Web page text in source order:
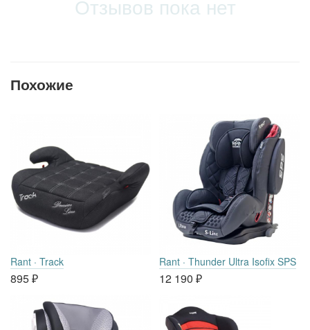
Отзывов пока нет
Похожие
Rant · Track
895₽
Rant · Thunder Ultra Isofix SPS
12 190 ₽